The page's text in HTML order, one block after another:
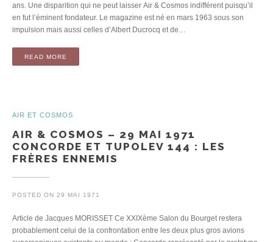
ans. Une disparition qui ne peut laisser Air & Cosmos indifférent puisqu’il
en fut l’éminent fondateur. Le magazine est né en mars 1963 sous son
impulsion mais aussi celles d’Albert Ducrocq et de…
READ MORE
AIR ET COSMOS
AIR & COSMOS – 29 MAI 1971
CONCORDE ET TUPOLEV 144 : LES
FRÈRES ENNEMIS
POSTED ON 29 MAI 1971
Article de Jacques MORISSET Ce XXIXème Salon du Bourget restera
probablement celui de la confrontation entre les deux plus gros avions